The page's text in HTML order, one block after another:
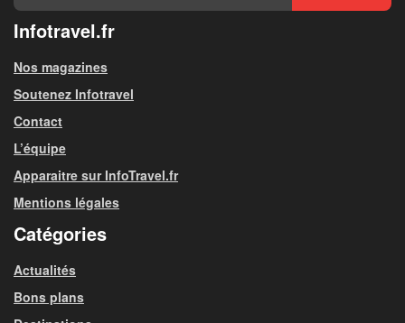
Infotravel.fr
Nos magazines
Soutenez Infotravel
Contact
L’équipe
Apparaitre sur InfoTravel.fr
Mentions légales
Catégories
Actualités
Bons plans